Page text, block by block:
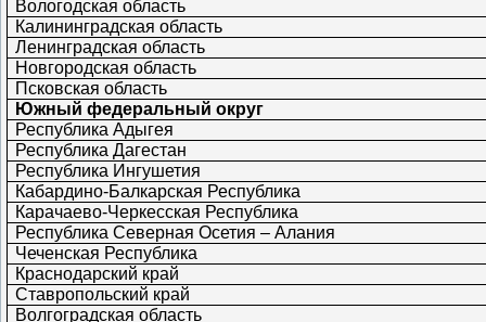
Вологодская область
Калининградская область
Ленинградская область
Новгородская область
Псковская область
Южный федеральный округ
Республика Адыгея
Республика Дагестан
Республика Ингушетия
Кабардино-Балкарская Республика
Карачаево-Черкесская Республика
Республика Северная Осетия – Алания
Чеченская Республика
Краснодарский край
Ставропольский край
Волгоградская область